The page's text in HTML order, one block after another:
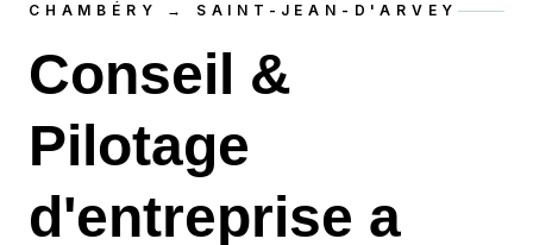
CHAMBÉRY → SAINT-JEAN-D'ARVEY
Conseil &
Pilotage
d'entreprise a